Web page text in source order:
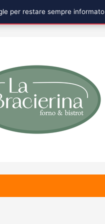
per restare sempre informato